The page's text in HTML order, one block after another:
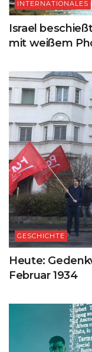
INTERNATIONALES
Israel
mit weißem
GESCHICHTE
Heute:
Februar 1934